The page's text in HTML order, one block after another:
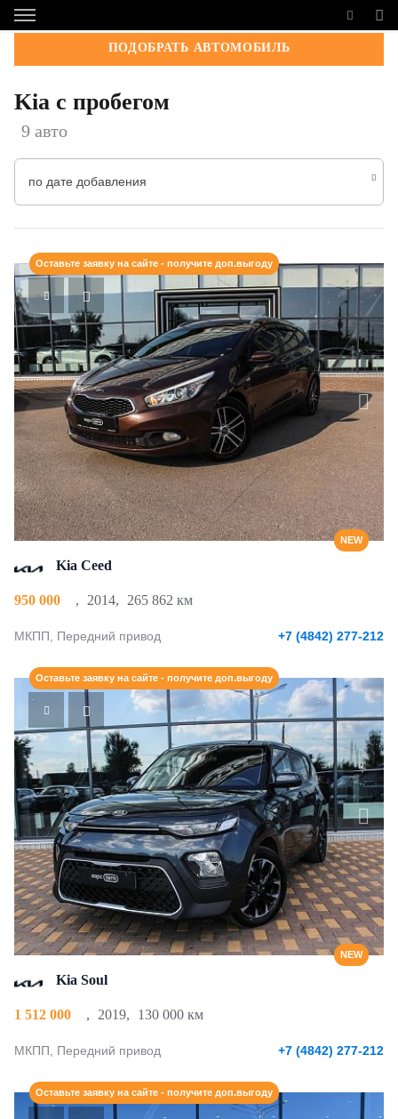
ПОДОБРАТЬ АВТОМОБИЛЬ
Kia с пробегом
9 авто
по дате добавления
NEW
Оставьте заявку на сайте - получите доп.выгоду
Kia Ceed
950 000 , 2014, 265 862 км
МКПП, Передний привод +7 (4842) 277-212
NEW
Оставьте заявку на сайте - получите доп.выгоду
Kia Soul
1 512 000 , 2019, 130 000 км
МКПП, Передний привод +7 (4842) 277-212
Оставьте заявку на сайте - получите доп.выгоду